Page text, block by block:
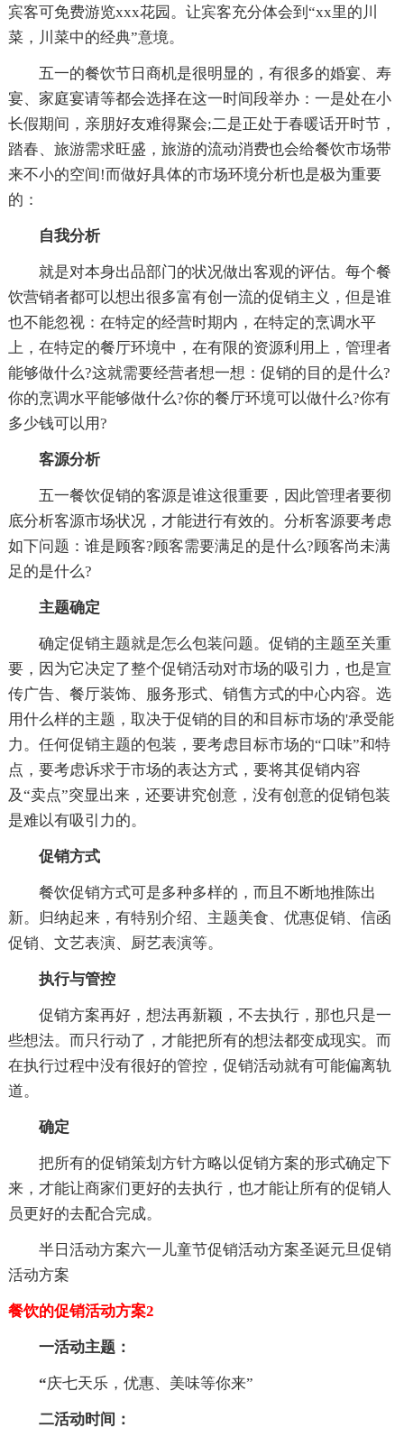
宾客可免费游览xxx花园。让宾客充分体会到“xx里的川
菜，川菜中的经典”意境。
五一的餐饮节日商机是很明显的，有很多的婚宴、寿
宴、家庭宴请等都会选择在这一时间段举办：一是处在小
长假期间，亲朋好友难得聚会;二是正处于春暖话开时节，
踏春、旅游需求旺盛，旅游的流动消费也会给餐饮市场带
来不小的空间!而做好具体的市场环境分析也是极为重要
的：
自我分析
就是对本身出品部门的状况做出客观的评估。每个餐
饮营销者都可以想出很多富有创一流的促销主义，但是谁
也不能忽视：在特定的经营时期内，在特定的烹调水平
上，在特定的餐厅环境中，在有限的资源利用上，管理者
能够做什么?这就需要经营者想一想：促销的目的是什么?
你的烹调水平能够做什么?你的餐厅环境可以做什么?你有
多少钱可以用?
客源分析
五一餐饮促销的客源是谁这很重要，因此管理者要彻
底分析客源市场状况，才能进行有效的。分析客源要考虑
如下问题：谁是顾客?顾客需要满足的是什么?顾客尚未满
足的是什么?
主题确定
确定促销主题就是怎么包装问题。促销的主题至关重
要，因为它决定了整个促销活动对市场的吸引力，也是宣
传广告、餐厅装饰、服务形式、销售方式的中心内容。选
用什么样的主题，取决于促销的目的和目标市场的'承受能
力。任何促销主题的包装，要考虑目标市场的“口味”和特
点，要考虑诉求于市场的表达方式，要将其促销内容
及“卖点”突显出来，还要讲究创意，没有创意的促销包装
是难以有吸引力的。
促销方式
餐饮促销方式可是多种多样的，而且不断地推陈出
新。归纳起来，有特别介绍、主题美食、优惠促销、信函
促销、文艺表演、厨艺表演等。
执行与管控
促销方案再好，想法再新颖，不去执行，那也只是一
些想法。而只行动了，才能把所有的想法都变成现实。而
在执行过程中没有很好的管控，促销活动就有可能偏离轨
道。
确定
把所有的促销策划方针方略以促销方案的形式确定下
来，才能让商家们更好的去执行，也才能让所有的促销人
员更好的去配合完成。
半日活动方案六一儿童节促销活动方案圣诞元旦促销
活动方案
餐饮的促销活动方案2
一活动主题：
“庆七天乐，优惠、美味等你来”
二活动时间 ：